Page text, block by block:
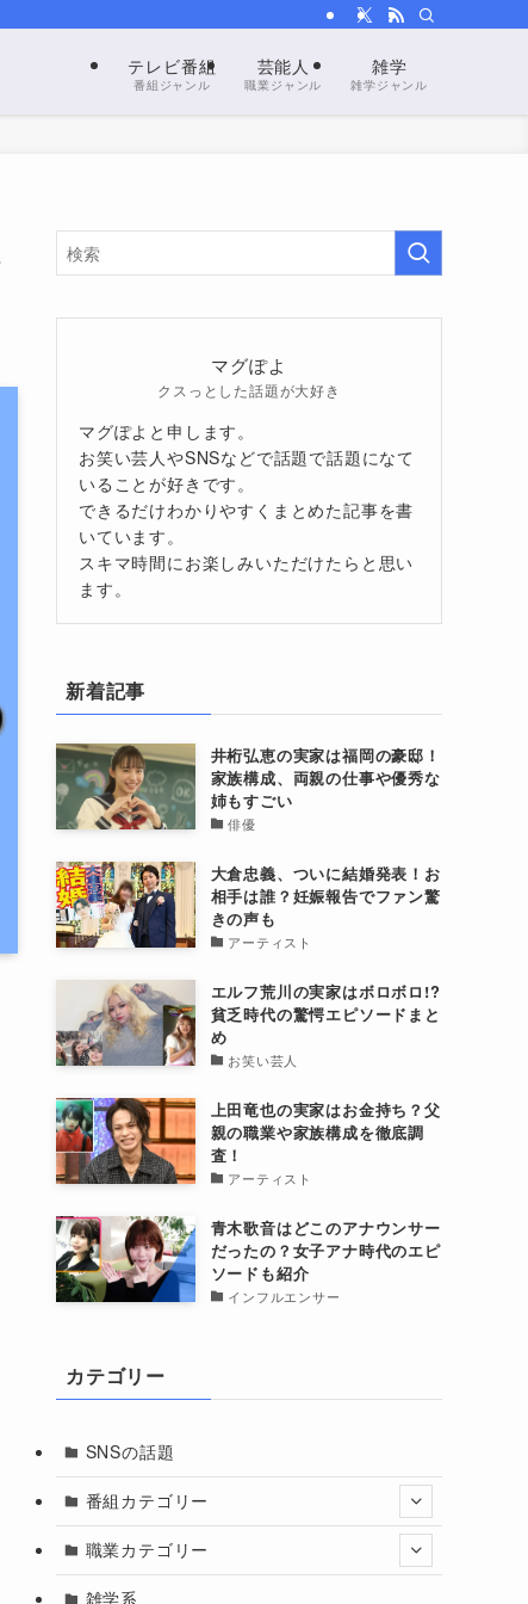
テレビ番組
番組ジャンル
芸能人
職業ジャンル
雑学
雑学ジャンル
マグぽよ
クスっとした話題が大好き
マグぽよと申します。
お笑い芸人やSNSなどで話題で話題になて
いることが好きです。
できるだけわかりやすくまとめた記事を書
いています。
スキマ時間にお楽しみいただけたらと思い
ます。
新着記事
井桁弘恵の実家は福岡の豪邸！
家族構成、両親の仕事や優秀な
姉もすごい
俳優
大倉忠義、ついに結婚発表！お
相手は誰？妊娠報告でファン驚
きの声も
アーティスト
エルフ荒川の実家はボロボロ!?
貧乏時代の驚愕エピソードまと
め
お笑い芸人
上田竜也の実家はお金持ち？父
親の職業や家族構成を徹底調
査！
アーティスト
青木歌音はどこのアナウンサー
だったの？女子アナ時代のエピ
ソードも紹介
インフルエンサー
カテゴリー
SNSの話題
番組カテゴリー
職業カテゴリー
雑学系